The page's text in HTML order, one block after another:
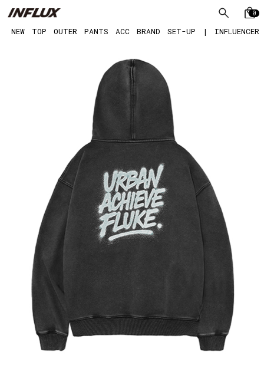
0
NEW TOP OUTER PANTS ACC BRAND SET-UP | INFLUENCER